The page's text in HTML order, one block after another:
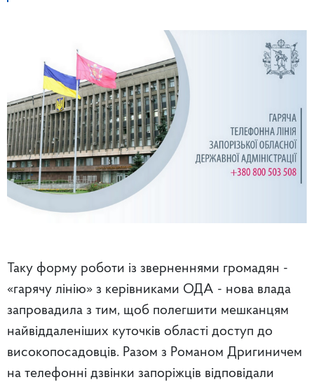
Таку форму роботи із зверненнями громадян -
«гарячу лінію» з керівниками ОДА - нова влада
запровадила з тим, щоб полегшити мешканцям
найвіддаленіших куточків області доступ до
високопосадовців. Разом з Романом Дригиничем
на телефонні дзвінки запоріжців відповідали